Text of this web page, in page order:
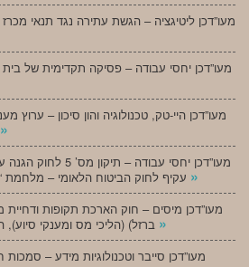
מעו”דכן ליטיגציה – הגשת עתירה נגד תנאי
מעו”דכן יחסי עבודה – פסיקה תקדימית של
מעו”דכן היי-טק, טכנולוגיה והון סיכון –
»
מעו”דכן יחסי עבודה
»
מעו”דכן מיסים – חוק הארכת תקופות
»
מעו”דכן סייבר וטכנולוגיות מידע –